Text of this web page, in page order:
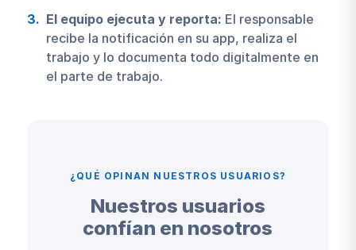
El equipo ejecuta y reporta: El responsable
recibe la notificación en su app, realiza el
trabajo y lo documenta todo digitalmente en
el parte de trabajo.
¿QUÉ OPINAN NUESTROS USUARIOS?
Nuestros usuarios
confían en nosotros